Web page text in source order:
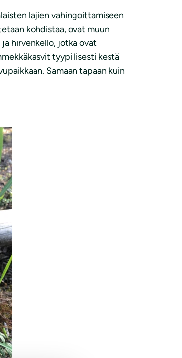
lajien vahingoittamiseen
kohdistaa, ovat muun
ja hirvenkello, jotka ovat
tyypillisesti kestä
Samaan tapaan kuin